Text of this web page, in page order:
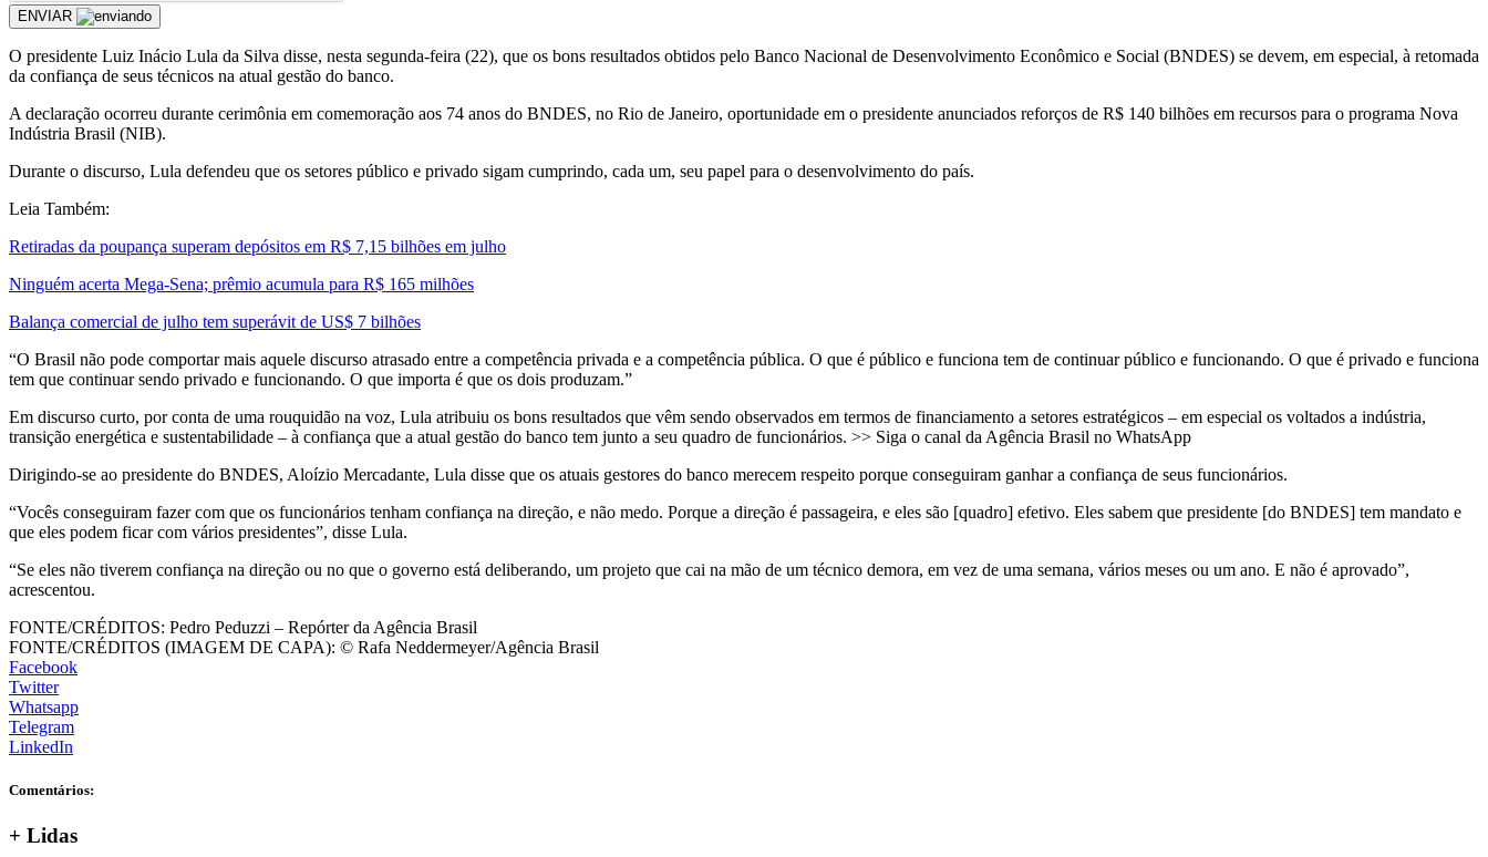
ENVIAR
O presidente Luiz Inácio Lula da Silva disse, nesta segunda-feira (22), que os bons resultados obtidos pelo Banco Nacional de Desenvolvimento Econômico e Social (BNDES) se devem, em especial, à retomada
da confiança de seus técnicos na atual gestão do banco.
A declaração ocorreu durante cerimônia em comemoração aos 74 anos do BNDES, no Rio de Janeiro, oportunidade em o presidente anunciados reforços de R$ 140 bilhões em recursos para o programa Nova
Indústria Brasil (NIB).
Durante o discurso, Lula defendeu que os setores público e privado sigam cumprindo, cada um, seu papel para o desenvolvimento do país.
Leia Também:
Retiradas da poupança superam depósitos em R$ 7,15 bilhões em julho
Ninguém acerta Mega-Sena; prêmio acumula para R$ 165 milhões
Balança comercial de julho tem superávit de US$ 7 bilhões
“O Brasil não pode comportar mais aquele discurso atrasado entre a competência privada e a competência pública. O que é público e funciona tem de continuar público e funcionando. O que é privado e funciona
tem que continuar sendo privado e funcionando. O que importa é que os dois produzam.”
Em discurso curto, por conta de uma rouquidão na voz, Lula atribuiu os bons resultados que vêm sendo observados em termos de financiamento a setores estratégicos – em especial os voltados a indústria,
transição energética e sustentabilidade – à confiança que a atual gestão do banco tem junto a seu quadro de funcionários. >> Siga o canal da Agência Brasil no WhatsApp
Dirigindo-se ao presidente do BNDES, Aloízio Mercadante, Lula disse que os atuais gestores do banco merecem respeito porque conseguiram ganhar a confiança de seus funcionários.
“Vocês conseguiram fazer com que os funcionários tenham confiança na direção, e não medo. Porque a direção é passageira, e eles são [quadro] efetivo. Eles sabem que presidente [do BNDES] tem mandato e
que eles podem ficar com vários presidentes”, disse Lula.
“Se eles não tiverem confiança na direção ou no que o governo está deliberando, um projeto que cai na mão de um técnico demora, em vez de uma semana, vários meses ou um ano. E não é aprovado”,
acrescentou.
FONTE/CRÉDITOS: Pedro Peduzzi – Repórter da Agência Brasil
FONTE/CRÉDITOS (IMAGEM DE CAPA): © Rafa Neddermeyer/Agência Brasil
Facebook
Twitter
Whatsapp
Telegram
LinkedIn
Comentários:
+ Lidas